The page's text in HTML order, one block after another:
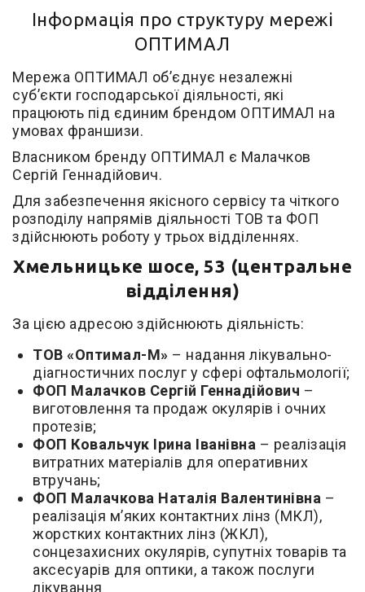
Інформація про структуру мережі
ОПТИМАЛ
Мережа ОПТИМАЛ об’єднує незалежні
суб’єкти господарської діяльності, які
працюють під єдиним брендом ОПТИМАЛ на
умовах франшизи.
Власником бренду ОПТИМАЛ є Малачков
Сергій Геннадійович.
Для забезпечення якісного сервісу та чіткого
розподілу напрямів діяльності ТОВ та ФОП
здійснюють роботу у трьох відділеннях.
Хмельницьке шосе, 53 (центральне
відділення)
За цією адресою здійснюють діяльність:
ТОВ «Оптимал-М» – надання лікувально-
діагностичних послуг у сфері офтальмології;
ФОП Малачков Сергій Геннадійович –
виготовлення та продаж окулярів і очних
протезів;
ФОП Ковальчук Ірина Іванівна – реалізація
витратних матеріалів для оперативних
втручань;
ФОП Малачкова Наталія Валентинівна –
реалізація м’яких контактних лінз (МКЛ),
жорстких контактних лінз (ЖКЛ),
сонцезахисних окулярів, супутніх товарів та
аксесуарів для оптики, а також послуги
лікування